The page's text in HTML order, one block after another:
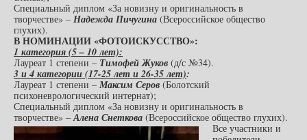
Специальный диплом «За новизну и оригинальность в
творчестве» – Надежда Пичугина (Всероссийское общество
глухих).
В НОМИНАЦИИ «ФОТОИСКУССТВО»:
1 категория (5 – 10 лет):
Лауреат 1 степени – Тимофей Жуков (д/с №34).
3 и 4 категории (17-25 лет и 26-35 лет):
Лауреат 1 степени – Максим Серов (Болотский
психоневрологический интернат);
Специальный диплом «За новизну и оригинальность в
творчестве» –Алена Снеткова (Всероссийское общество глухих).
Все участники и